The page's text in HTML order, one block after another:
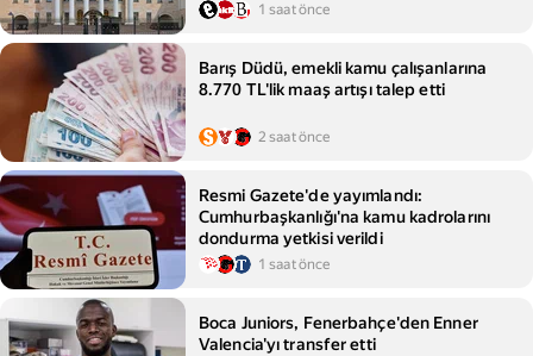
1 saat önce
Barış Düdü, emekli kamu çalışanlarına
8.770 TL'lik maaş artışı talep etti
2 saat önce
Resmi Gazete'de yayımlandı:
Cumhurbaşkanlığı'na kamu kadrolarını
dondurma yetkisi verildi
1 saat önce
Boca Juniors, Fenerbahçe'den Enner
Valencia'yı transfer etti